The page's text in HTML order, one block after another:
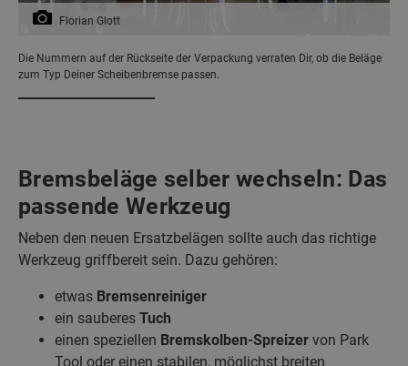
Florian Glott
Die Nummern auf der Rückseite der Verpackung verraten Dir, ob die Beläge
zum Typ Deiner Scheibenbremse passen.
Bremsbeläge selber wechseln: Das
passende Werkzeug
Neben den neuen Ersatzbelägen sollte auch das richtige
Werkzeug griffbereit sein. Dazu gehören:
etwas Bremsenreiniger
ein sauberes Tuch
einen speziellen Bremskolben-Spreizer von Park
Tool oder einen stabilen, möglichst breiten